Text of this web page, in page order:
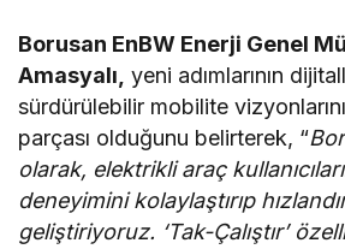
Borusan EnBW Enerji Genel
Amasyalı, yeni adımlarının
sürdürülebilir mobilite
parçası olduğunu belirterek, “
olarak, elektrikli araç
deneyimini kolaylaştırıp
geliştiriyoruz. ‘Tak-Çalıştır’